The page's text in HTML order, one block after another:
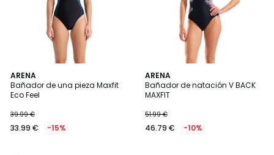
ARENA
Bañador de una pieza Maxfit
Eco Feel
39.99 €
33.99 € -15%
3,8
/ 5
ARENA
Bañador de natación V BACK
MAXFIT
51.99 €
46.79 € -10%